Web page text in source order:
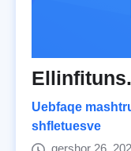
Uebfaqe
shfletuesve
qershor 26,